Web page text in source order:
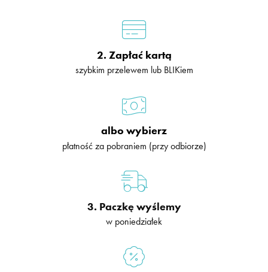
2. Zapłać kartą
szybkim przelewem lub BLIKiem
albo wybierz
płatność za pobraniem (przy odbiorze)
3. Paczkę wyślemy
w poniedziałek